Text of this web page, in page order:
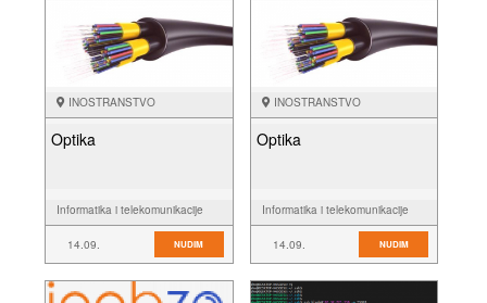
INOSTRANSTVO
Optika
Informatika i telekomunikacije
14.09. NUDIM
INOSTRANSTVO
Optika
Informatika i telekomunikacije
14.09. NUDIM